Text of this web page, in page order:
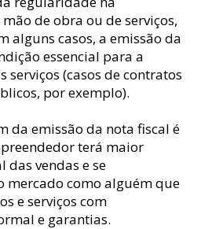
VAGA SECRETARIA 2026
de obra ou de serviços,
alguns casos, a emissão da
essencial para a
serviços (casos de contratos
por exemplo).
da emissão da nota fiscal é
terá maior
das vendas e se
mercado como alguém que
e serviços com
e garantias.